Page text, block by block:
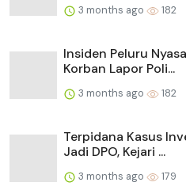
3 months ago 182
Insiden Peluru
Korban Lapor Poli...
3 months ago 182
Terpidana Kasus
Jadi DPO, Kejari ...
3 months ago 179